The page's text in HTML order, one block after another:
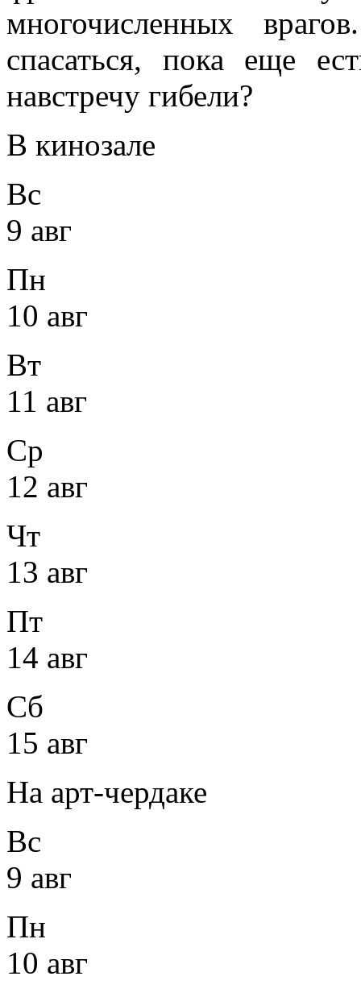
многочисленных
спасаться, пока еще
навстречу гибели?
В кинозале
Вс
9 авг
Пн
10 авг
Вт
11 авг
Ср
12 авг
Чт
13 авг
Пт
14 авг
Сб
15 авг
На арт-чердаке
Вс
9 авг
Пн
10 авг